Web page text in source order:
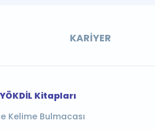
KARIYER
Kitapları
Kelime Bulmacası